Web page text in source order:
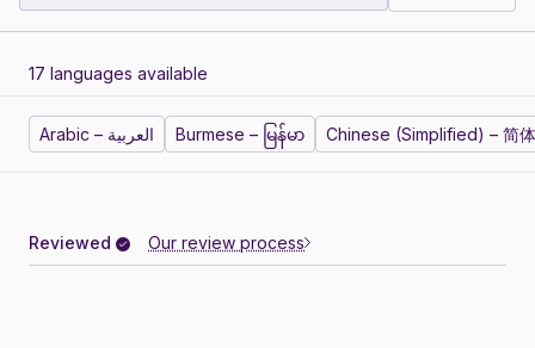
17 languages available
Arabic – العربية Burmese – မြန်မာ Chinese (Simplified) – 简
Reviewed Our review process